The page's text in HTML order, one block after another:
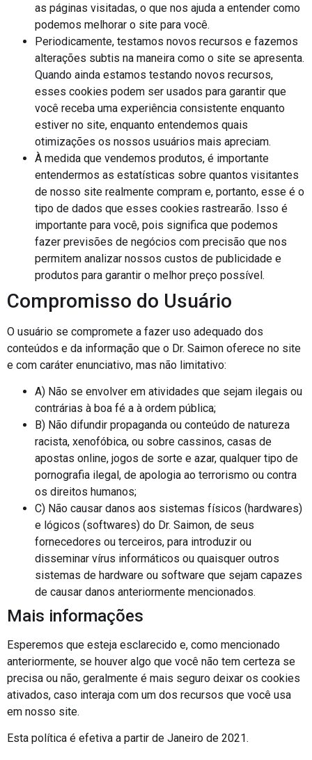
as páginas visitadas, o que nos ajuda a entender como
podemos melhorar o site para você.
Periodicamente, testamos novos recursos e fazemos
alterações subtis na maneira como o site se apresenta.
Quando ainda estamos testando novos recursos,
esses cookies podem ser usados para garantir que
você receba uma experiência consistente enquanto
estiver no site, enquanto entendemos quais
otimizações os nossos usuários mais apreciam.
À medida que vendemos produtos, é importante
entendermos as estatísticas sobre quantos visitantes
de nosso site realmente compram e, portanto, esse é o
tipo de dados que esses cookies rastrearão. Isso é
importante para você, pois significa que podemos
fazer previsões de negócios com precisão que nos
permitem analizar nossos custos de publicidade e
produtos para garantir o melhor preço possível.
Compromisso do Usuário
O usuário se compromete a fazer uso adequado dos
conteúdos e da informação que o Dr. Saimon oferece no site
e com caráter enunciativo, mas não limitativo:
A) Não se envolver em atividades que sejam ilegais ou
contrárias à boa fé a à ordem pública;
B) Não difundir propaganda ou conteúdo de natureza
racista, xenofóbica, ou sobre cassinos, casas de
apostas online, jogos de sorte e azar, qualquer tipo de
pornografia ilegal, de apologia ao terrorismo ou contra
os direitos humanos;
C) Não causar danos aos sistemas físicos (hardwares)
e lógicos (softwares) do Dr. Saimon, de seus
fornecedores ou terceiros, para introduzir ou
disseminar vírus informáticos ou quaisquer outros
sistemas de hardware ou software que sejam capazes
de causar danos anteriormente mencionados.
Mais informações
Esperemos que esteja esclarecido e, como mencionado
anteriormente, se houver algo que você não tem certeza se
precisa ou não, geralmente é mais seguro deixar os cookies
ativados, caso interaja com um dos recursos que você usa
em nosso site.
Esta política é efetiva a partir de Janeiro de 2021.